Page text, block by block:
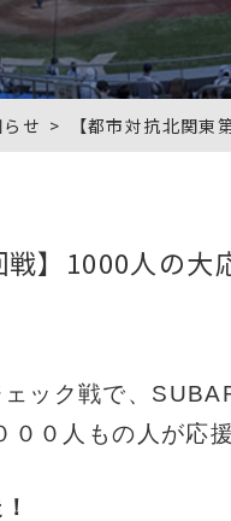
せ 【都市対抗北関
戦】1000人の大
ック戦で、
０人もの人が応